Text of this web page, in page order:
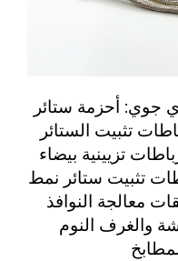
جوي: أحزمة ستائر
تثبيت الستائر
تزيينية بيضاء
تثبيت ستائر نمط
معالجة النوافذ
والغرف النوم